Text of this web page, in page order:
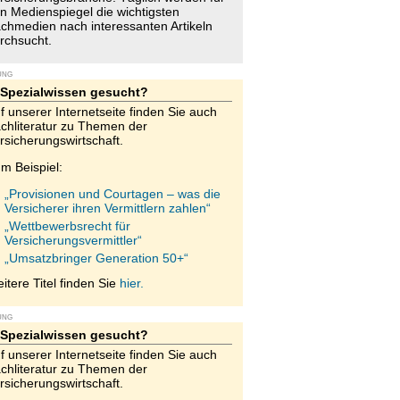
Medienspiegel die wichtigsten
nach interessanten Artikeln
Spezialwissen gesucht?
unserer Internetseite finden Sie auch
zu Themen der
Beispiel:
„Provisionen und Courtagen – was die
Versicherer ihren Vermittlern zahlen“
„Wettbewerbsrecht für
Versicherungsvermittler“
„Umsatzbringer Generation 50+“
Titel finden Sie hier.
Spezialwissen gesucht?
unserer Internetseite finden Sie auch
zu Themen der